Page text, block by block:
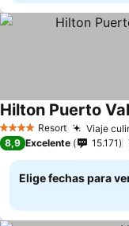
4 EstrellasResort Viaje
Hilton Puerto
8,9 Excelente 15.171
Elige fechas para